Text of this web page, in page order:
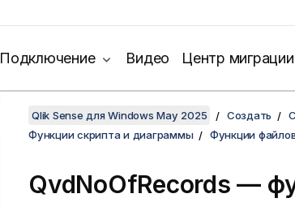
Подключение Видео Центр миграции
Qlik Sense для Windows May 2025 Создать
Функции скрипта и диаграммы
Функции
QvdNoOfRecords —